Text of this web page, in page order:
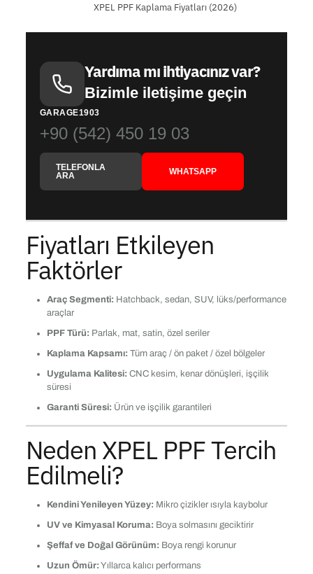
XPEL PPF Kaplama Fiyatları (2026)
Yardıma mı ihtiyacınız var?
Bizimle iletişime geçin
GARAGE1903
+90 (542) 450 19 03
TELEFONLA
ARA
WHATSAPP
Fiyatları Etkileyen
Faktörler
Araç Segmenti: Hatchback, sedan, SUV, lüks/performance
araçlar
PPF Türü: Parlak, mat, satin, özel seriler
Kaplama Kapsamı: Tüm araç / ön paket / özel bölgeler
Uygulama Kalitesi: CNC kesim, kenar dönüşleri, işçilik
süresi
Garanti Süresi: Ürün ve işçilik garantileri
Neden XPEL PPF Tercih
Edilmeli?
Kendini Yenileyen Yüzey: Mikro çizikler ısıyla kaybolur
UV ve Kimyasal Koruma: Boya solmasını geciktirir
Şeffaf ve Doğal Görünüm: Boya rengi korunur
Uzun Ömür: Yıllarca kalıcı performans